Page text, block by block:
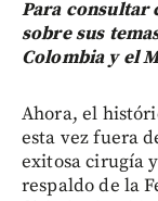
Para consultar
sobre sus
Colombia y el
Ahora, el
esta vez fuera
exitosa cirugía
respaldo de la